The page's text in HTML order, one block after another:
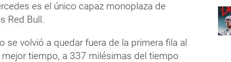
es el único capaz monoplaza de
Red Bull.
se volvió a quedar fuera de la primera fila al
mejor tiempo, a 337 milésimas del tiempo